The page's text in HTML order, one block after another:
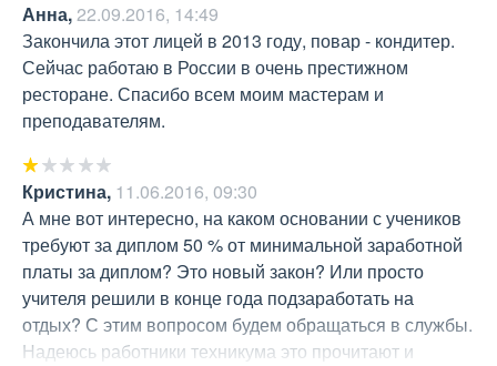
Анна,22.09.2016, 14:49
Закончила этот лицей в 2013 году, повар - кондитер.
Сейчас работаю в России в очень престижном
ресторане. Спасибо всем моим мастерам и
преподавателям.
Кристина, 11.06.2016, 09:30
А мне вот интересно, на каком основании с учеников
требуют за диплом 50 % от минимальной заработной
платы за диплом? Это новый закон? Или просто
учителя решили в конце года подзаработать на
отдых? С этим вопросом будем обращаться в службы.
Надеюсь работники техникума это прочитают и